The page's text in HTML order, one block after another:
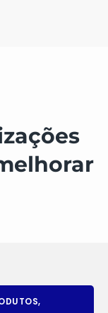
,